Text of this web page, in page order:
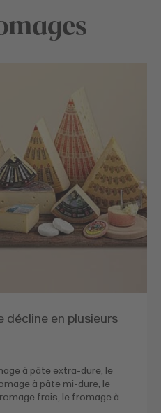
décline en plusieurs
à pâte extra-dure, le
à pâte mi-dure, le
frais, le fromage à